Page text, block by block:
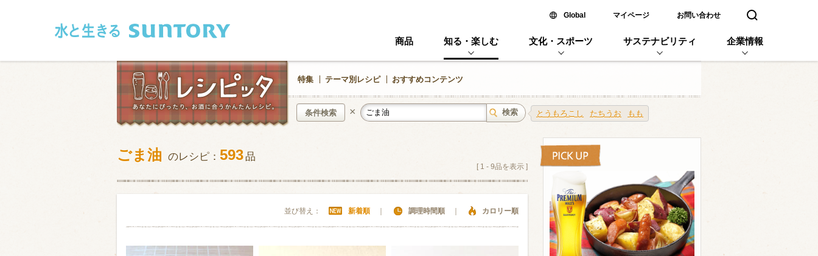
Global新しいウィンドウで開く
マイページ お問い合わせ 検索窓を開く
商品 知る・楽しむ 文化・スポーツ サステナビリティ 企業情報
特集 テーマ別レシピ おすすめコンテンツ
とうもろこし たちうお もも
条件検索 ×
和食 洋食
フレンチ アジア・エスニック その他・創作料理 スイーツ
肉 魚介類 野菜・いも類 きのこ
卵・乳製品 豆腐・豆類
ごま油 のレシピ： 593品
[ 1 - 9品を表示 ]
並び替え： 新着順 調理時間順 カロリー順